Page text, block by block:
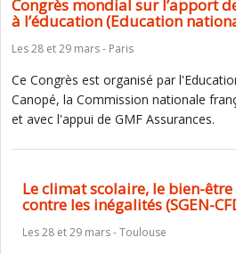
Congrès mondial sur l’apport
à l’éducation (Education
Les 28 et 29 mars - Paris
Ce Congrès est organisé par
Canopé, la Commission nationale
et avec l'appui de GMF Assurances.
Le climat scolaire, le bien-être
contre les inégalités (SGEN-
Les 28 et 29 mars - Toulouse